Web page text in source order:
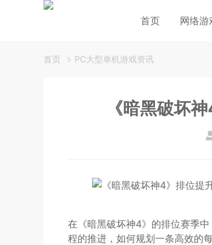
首页 网络游
首页 PC大型单机游戏资讯
《暗黑破坏
在《暗黑破坏神4》的排位赛季
程的推进，如何规划一条高效的